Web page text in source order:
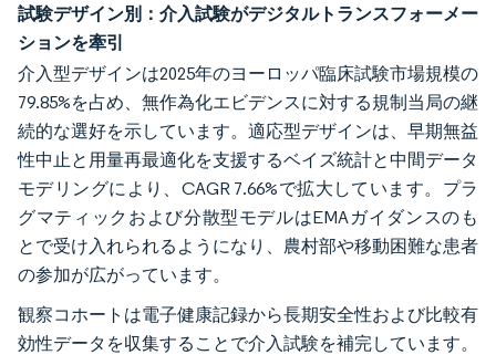
試験デザイン別：介入試験がデジタルトランスフォーメー
ションを牽引
介入型デザインは2025年のヨーロッパ臨床試験市場規模の
79.85%を占め、無作為化エビデンスに対する規制当局の継
続的な選好を示しています。適応型デザインは、早期無益
性中止と用量再最適化を支援するベイズ統計と中間データ
モデリングにより、CAGR 7.66%で拡大しています。プラ
グマティックおよび分散型モデルはEMAガイダンスのも
とで受け入れられるようになり、農村部や移動困難な患者
の参加が広がっています。
観察コホートは電子健康記録から長期安全性および比較有
効性データを収集することで介入試験を補完しています。